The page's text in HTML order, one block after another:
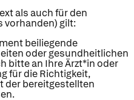
als auch für den
vorhanden) gilt:
beiliegende
oder gesundheitlichen
bitte an Ihre Ärzt*in oder
für die Richtigkeit,
der bereitgestellten